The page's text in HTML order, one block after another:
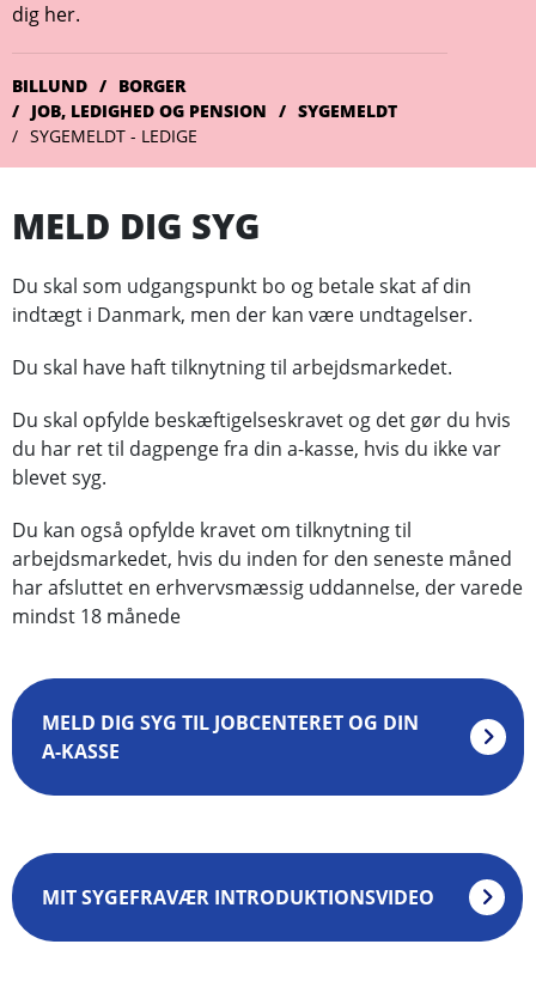
dig her.
BILLUND
BORGER
JOB, LEDIGHED OG PENSION
SYGEMELDT
SYGEMELDT - LEDIGE
MELD DIG SYG
Du skal som udgangspunkt bo og betale skat af din
indtægt i Danmark, men der kan være undtagelser.
Du skal have haft tilknytning til arbejdsmarkedet.
Du skal opfylde beskæftigelseskravet og det gør du hvis
du har ret til dagpenge fra din a-kasse, hvis du ikke var
blevet syg.
Du kan også opfylde kravet om tilknytning til
arbejdsmarkedet, hvis du inden for den seneste måned
har afsluttet en erhvervsmæssig uddannelse, der varede
mindst 18 månede
MELD DIG SYG TIL JOBCENTERET OG DIN
A-KASSE
MIT SYGEFRAVÆR INTRODUKTIONSVIDEO